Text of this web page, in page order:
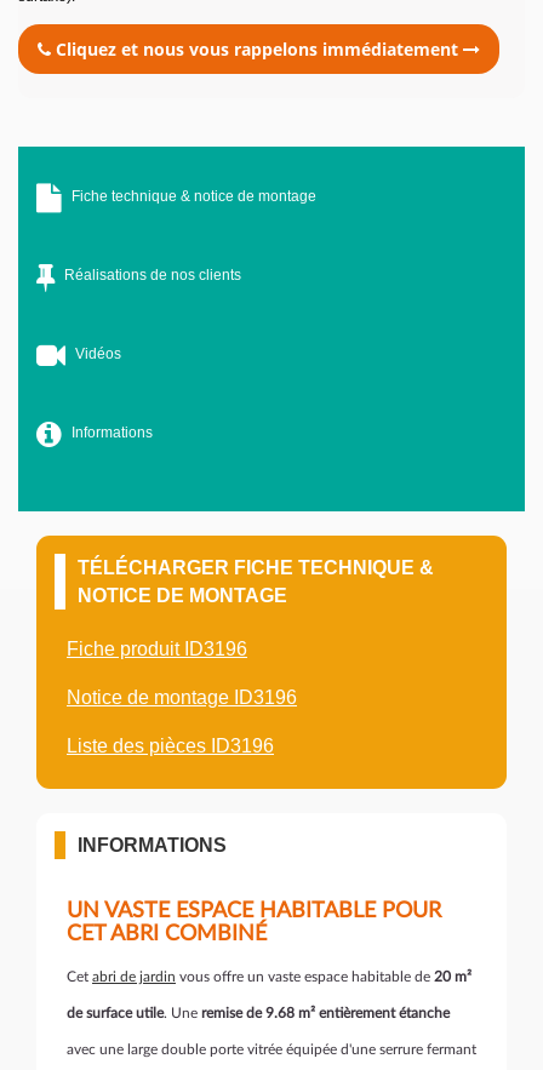
Cliquez et nous vous rappelons immédiatement
Fiche technique & notice de montage
Réalisations de nos clients
Vidéos
Informations
TÉLÉCHARGER FICHE TECHNIQUE &
NOTICE DE MONTAGE
Fiche produit ID3196
Notice de montage ID3196
Liste des pièces ID3196
INFORMATIONS
UN VASTE ESPACE HABITABLE POUR
CET ABRI COMBINÉ
Cet abri de jardin vous offre un vaste espace habitable de 20 m²
de surface utile. Une remise de 9.68 m² entièrement étanche
avec une large double porte vitrée équipée d'une serrure fermant